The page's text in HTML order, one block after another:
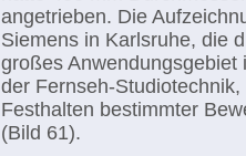
angetrieben. Die
Siemens in Karlsruhe, die
großes
der Fernseh-
Festhalten bestimmter
(Bild 61).